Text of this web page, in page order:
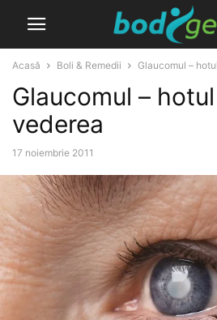
Acasă Boli & Remedii Glaucomul –
Glaucomul –
vederea
17 noiembrie 2011